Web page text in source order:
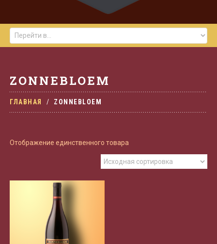
ZONNEBLOEM
ГЛАВНАЯ ZONNEBLOEM
Отображение единственного товара